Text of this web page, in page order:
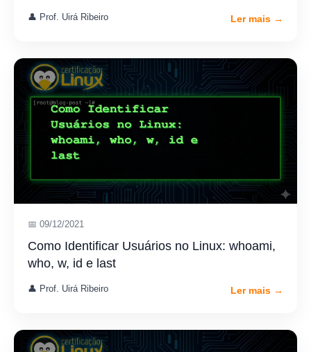
👤 Prof. Uirá Ribeiro Ler mais →
📅 09/12/2021
Como Identificar Usuários no Linux: whoami,
who, w, id e last
👤 Prof. Uirá Ribeiro Ler mais →